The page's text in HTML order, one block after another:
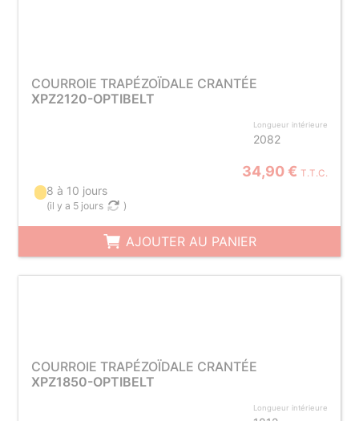
COURROIE TRAPÉZOÏDALE CRANTÉE
XPZ2120-OPTIBELT
Longueur intérieure
2082
34,90 € T.T.C.
8 à 10 jours
(il y a 5 jours )
AJOUTER AU PANIER
COURROIE TRAPÉZOÏDALE CRANTÉE
XPZ1850-OPTIBELT
Longueur intérieure